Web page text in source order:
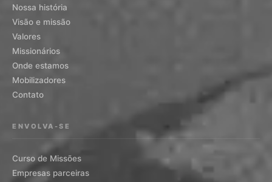
Nossa história
Visão e missão
Valores
Missionários
Onde estamos
Mobilizadores
Contato
ENVOLVA-SE
Curso de Missões
Empresas parceiras